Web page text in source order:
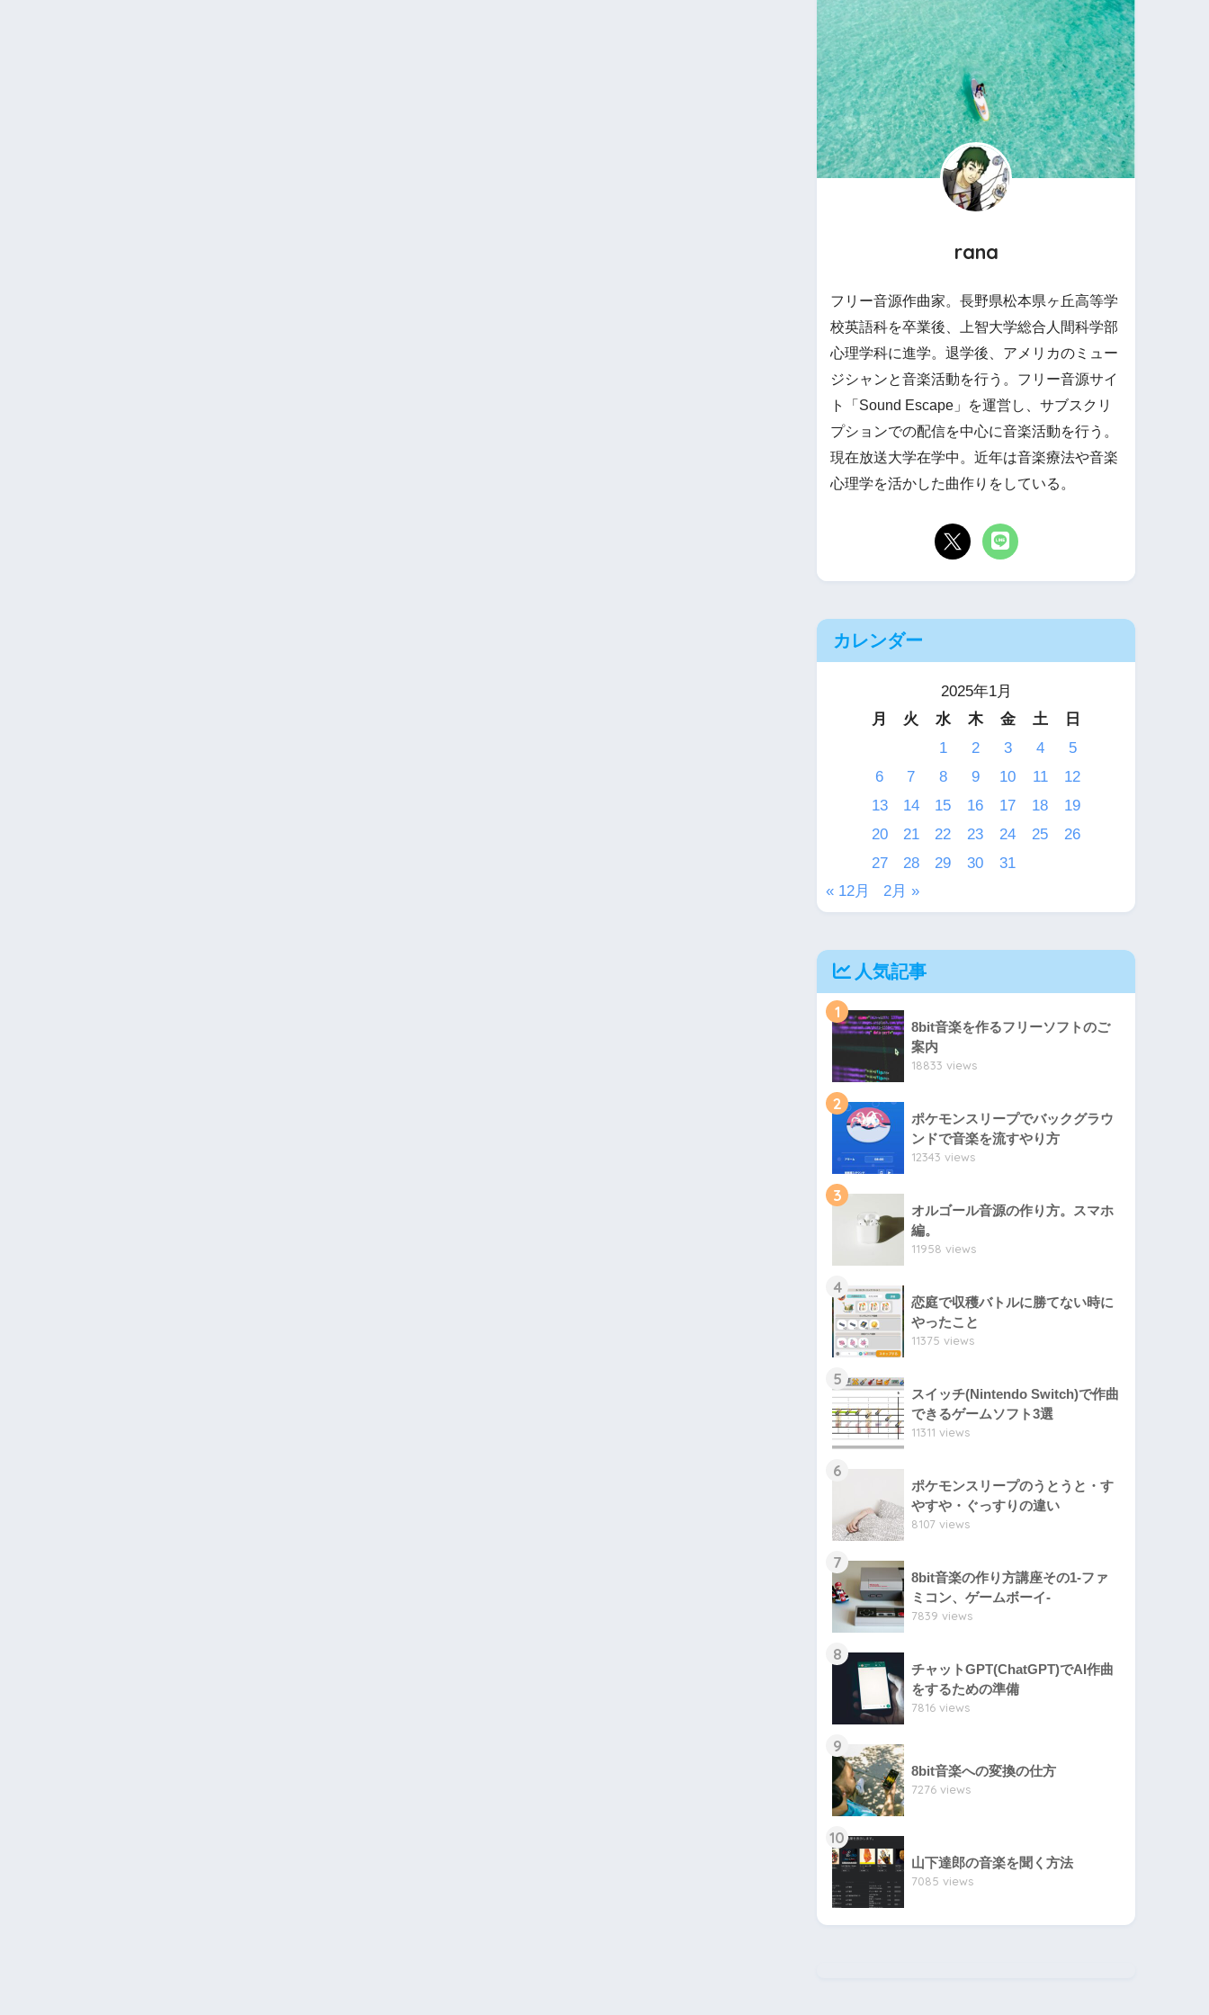
rana
フリー音源作曲家。長野県松本県ヶ丘高等学
校英語科を卒業後、上智大学総合人間科学部
心理学科に進学。退学後、アメリカのミュー
ジシャンと音楽活動を行う。フリー音源サイ
ト「Sound Escape」を運営し、サブスクリ
プションでの配信を中心に音楽活動を行う。
現在放送大学在学中。近年は音楽療法や音楽
心理学を活かした曲作りをしている。
カレンダー
2025年1月
月
火 水 木 金 土
日
1
2 3 4
5
6
7 8 9 10 11
12
13
14 15 16 17 18
19
20
21 22 23 24 25
26
27
28 29 30
31
« 12月
2月 »
人気記事
1
8bit音楽を作るフリーソフトのご
案内
18833 views
2
ポケモンスリープでバックグラウ
ンドで音楽を流すやり方
12343 views
3
オルゴール音源の作り方。スマホ
編。
11958 views
4
恋庭で収穫バトルに勝てない時に
やったこと
11375 views
5
スイッチ(Nintendo Switch)で作曲
できるゲームソフト3選
11311 views
6
ポケモンスリープのうとうと・す
やすや・ぐっすりの違い
8107 views
7
8bit音楽の作り方講座その1-ファ
ミコン、ゲームボーイ-
7839 views
8
チャットGPT(ChatGPT)でAI作曲
をするための準備
7816 views
9
8bit音楽への変換の仕方
7276 views
10
山下達郎の音楽を聞く方法
7085 views